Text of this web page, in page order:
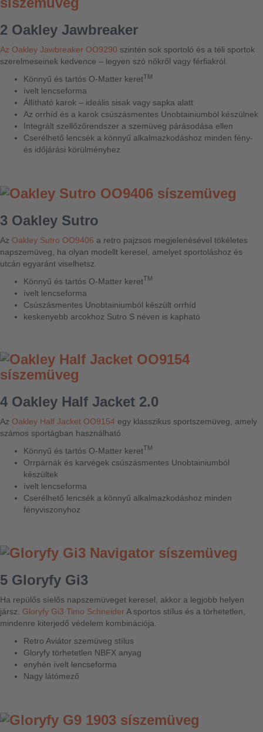
2 Oakley Jawbreaker
Az Oakley Jawbreaker OO9290 szintén sok sportoló és a téli sportok
szerelmeseinek kedvence – legyen szó nőkről vagy férfiakról.
Könnyű és tartós O-Matter keretTM
ívelt lencseforma
Állítható karok – ideális sisak vagy sapka alatt
Az orrhíd és a karok csúszásmentes Unobtainiumból készülnek
Integrált szellőzőrendszer a szemüveg párásodása ellen
Cserélhető lencsék a könnyű alkalmazkodáshoz minden fény-
és időjárási körülményhez
3 Oakley Sutro
Az Oakley Sutro OO9406 a retro pajzsos megjelenésével tökéletes
napszemüveg, ha olyan modellt keresel, amelyet sportoláshoz és
utcán egyaránt viselhetsz.
Könnyű és tartós O-Matter keretTM
ívelt lencseforma
Csúszásmentes Unobtainiumból készült orrhíd
keskenyebb arcokhoz Sutro S néven is kapható
4 Oakley Half Jacket 2.0
Az Oakley Half Jacket OO9154 egy klasszikus sportszemüveg, amely
számos sportágban használható
Könnyű és tartós O-Matter keretTM
Orrpárnák és karvégek csúszásmentes Unobtainiumból
készültek
ívelt lencseforma
Cserélhető lencsék a könnyű alkalmazkodáshoz minden
fényviszonyhoz
5 Gloryfy Gi3
Ha repülős síelős napszemüveget keresel, akkor a legjobb helyen
jársz. Gloryfy Gi3 Timo SchneiderA sportos stílus és a törhetetlen,
mindenre kiterjedő védelem kombinációja.
Retro Aviátor szemüveg stílus
Gloryfy törhetetlen NBFX anyag
enyhén ívelt lencseforma
Nagy látómező